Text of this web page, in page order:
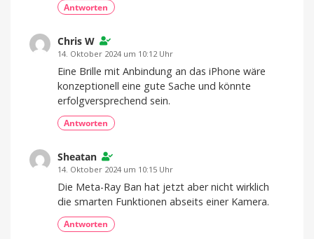
Antworten
Chris W
14. Oktober 2024 um 10:12 Uhr
Eine Brille mit Anbindung an das iPhone wäre
konzeptionell eine gute Sache und könnte
erfolgversprechend sein.
Antworten
Sheatan
14. Oktober 2024 um 10:15 Uhr
Die Meta-Ray Ban hat jetzt aber nicht wirklich
die smarten Funktionen abseits einer Kamera.
Antworten